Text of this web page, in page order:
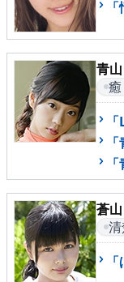
▶会社概要
▶お問い合わせ
青
蒼